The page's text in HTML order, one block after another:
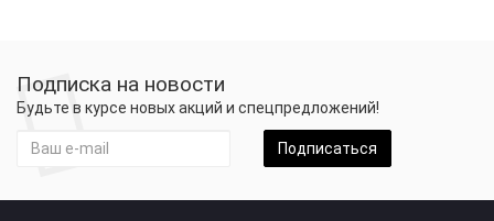
Подписка на новости
Будьте в курсе новых акций и спецпредложений!
Подписаться